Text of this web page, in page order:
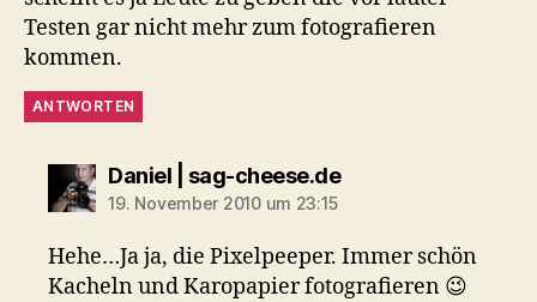
Testen gar nicht mehr zum fotografieren
kommen.
ANTWORTEN
Daniel | sag-cheese.desagt:
19. November 2010 um 23:15
Hehe…Ja ja, die Pixelpeeper. Immer schön
Kacheln und Karopapier fotografieren 😉